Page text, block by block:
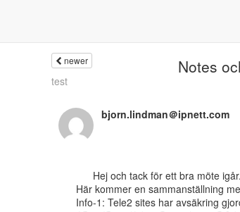
newer Notes
test
bjorn.lindman＠ipnett.com
Här kommer en sammanställning
Info-1: Tele2 sites har avsäkring